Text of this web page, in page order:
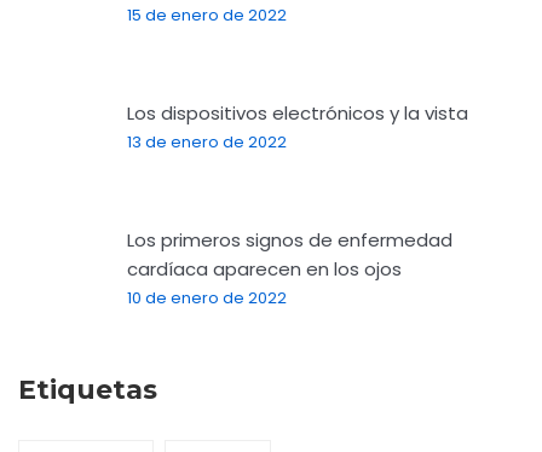
15 de enero de 2022
Los dispositivos electrónicos y la vista
13 de enero de 2022
Los primeros signos de enfermedad
cardíaca aparecen en los ojos
10 de enero de 2022
Etiquetas